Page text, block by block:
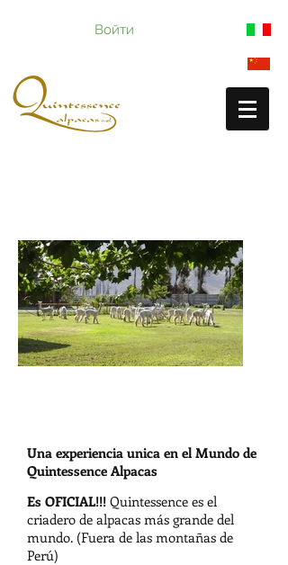
Войти
Una experiencia unica en el Mundo de
Quintessence Alpacas
Es OFICIAL!!! Quintessence es el
criadero de alpacas más grande del
mundo. (Fuera de las montañas de
Perú)